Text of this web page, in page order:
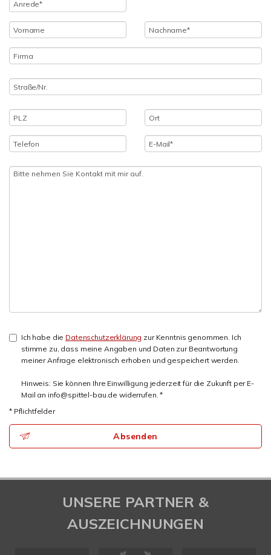
Ich habe die Datenschutzerklärung zur Kenntnis genommen. Ich
stimme zu, dass meine Angaben und Daten zur Beantwortung
meiner Anfrage elektronisch erhoben und gespeichert werden.
Hinweis: Sie können Ihre Einwilligung jederzeit für die Zukunft per E-
Mail an info@spittel-bau.de widerrufen. *
* Pflichtfelder
Absenden
UNSERE PARTNER &
AUSZEICHNUNGEN